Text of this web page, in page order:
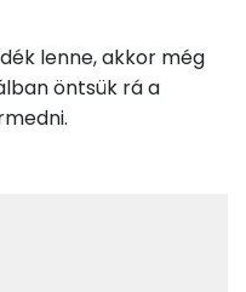
15.7 g
lenne, akkor még
öntsük rá a